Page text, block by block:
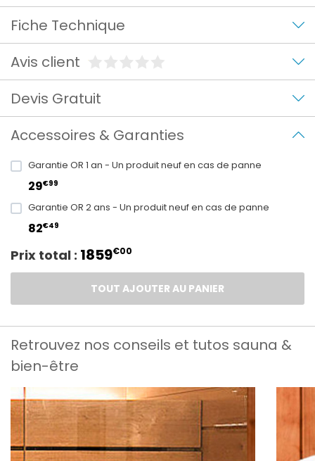
Fiche Technique
Avis client
Devis Gratuit
Accessoires & Garanties
Garantie OR 1 an - Un produit neuf en cas de panne
29€99
Garantie OR 2 ans - Un produit neuf en cas de panne
82€49
Prix total : 1859€00
TOUT AJOUTER AU PANIER
Retrouvez nos conseils et tutos sauna &
bien-être